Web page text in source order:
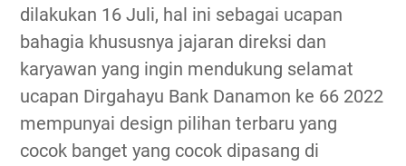
dilakukan 16 Juli, hal ini sebagai ucapan
bahagia khususnya jajaran direksi dan
karyawan yang ingin mendukung selamat
ucapan Dirgahayu Bank Danamon ke 66 2022
mempunyai design pilihan terbaru yang
cocok banget yang cocok dipasang di